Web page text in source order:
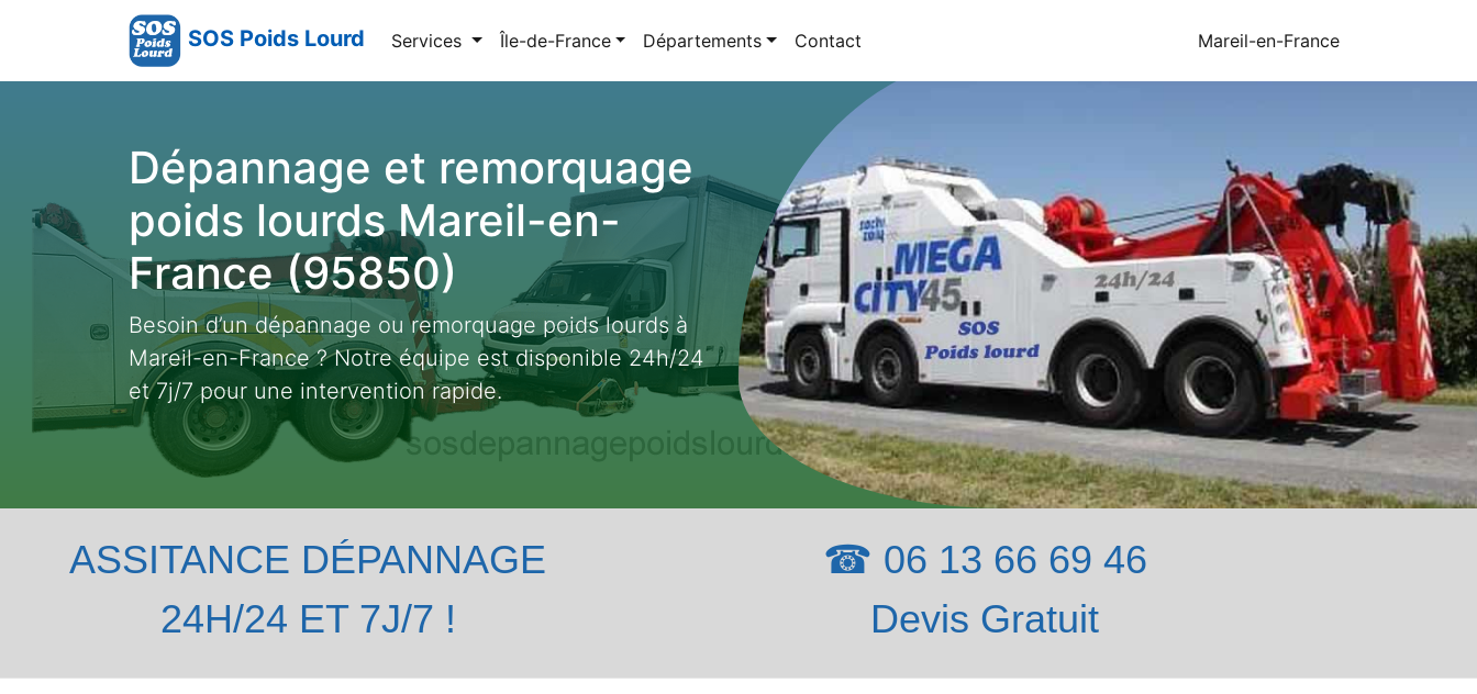
SOS Poids Lourd Services Île-de-France Départements Contact Mareil-en-France
Dépannage et remorquage
poids lourds Mareil-en-
France (95850)
Besoin d’un dépannage ou remorquage poids lourds à
Mareil-en-France ? Notre équipe est disponible 24h/24
et 7j/7 pour une intervention rapide.
ASSITANCE DÉPANNAGE
24H/24 ET 7J/7 !
☎ 06 13 66 69 46
Devis Gratuit